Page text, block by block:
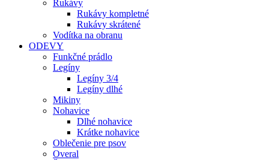
Rukávy
Rukávy kompletné
Rukávy skrátené
Vodítka na obranu
ODEVY
Funkčné prádlo
Legíny
Legíny 3/4
Legíny dlhé
Mikiny
Nohavice
Dlhé nohavice
Krátke nohavice
Oblečenie pre psov
Overal